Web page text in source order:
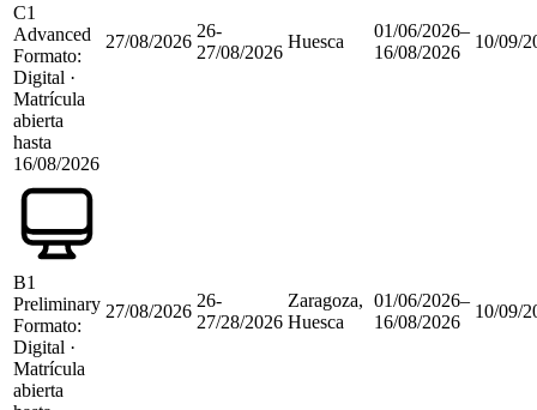
C1
Advanced
Formato:
Digital ·
Matrícula
abierta
hasta
16/08/2026
27/08/2026
26-
27/08/2026
Huesca
01/06/2026–
16/08/2026
10/09/
B1
Preliminary
Formato:
Digital ·
Matrícula
abierta
27/08/2026
26-
27/28/2026
Zaragoza,
Huesca
01/06/2026–
16/08/2026
10/09/